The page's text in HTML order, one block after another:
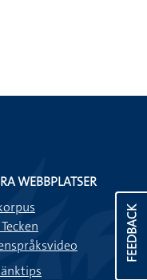
FEEDBACK
WEBBPLATSER